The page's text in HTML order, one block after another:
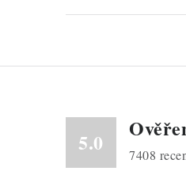
5.0 7408